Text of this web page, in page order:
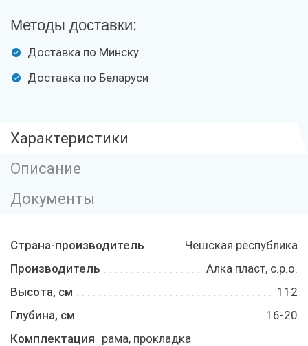
Методы доставки:
Доставка по Минску
Доставка по Беларуси
Характеристики
Описание
Документы
Страна-производитель
Чешская республика
Производитель
Алка пласт, с.р.о.
Высота, см
112
Глубина, см
16-20
Комплектация рама, прокладка